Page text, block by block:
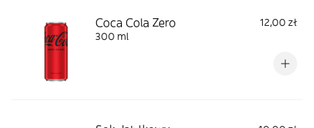
Coca Cola Zero
12,00 zł
300 ml